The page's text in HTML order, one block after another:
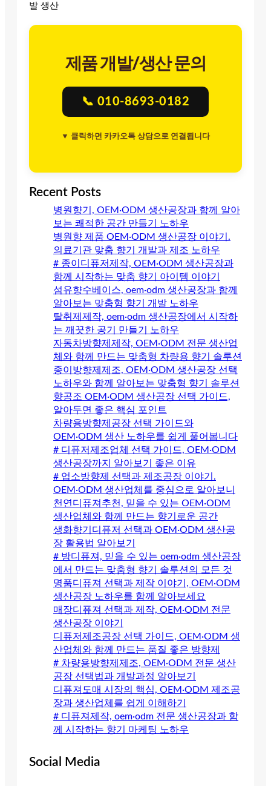
발 생산
제품 개발/생산 문의
📞 010-8693-0182
▼ 클릭하면 카카오톡 상담으로 연결됩니다
Recent Posts
병원향기, OEM·ODM 생산공장과 함께 알아
보는 쾌적한 공간 만들기 노하우
병원향 제품 OEM·ODM 생산공장 이야기.
의료기관 맞춤 향기 개발과 제조 노하우
# 종이디퓨저제작, OEM·ODM 생산공장과
함께 시작하는 맞춤 향기 아이템 이야기
섬유향수베이스, oem·odm 생산공장과 함께
알아보는 맞춤형 향기 개발 노하우
탈취제제작, oem·odm 생산공장에서 시작하
는 깨끗한 공기 만들기 노하우
자동차방향제제작, OEM·ODM 전문 생산업
체와 함께 만드는 맞춤형 차량용 향기 솔루션
종이방향제제조, OEM·ODM 생산공장 선택
노하우와 함께 알아보는 맞춤형 향기 솔루션
향공조 OEM·ODM 생산공장 선택 가이드,
알아두면 좋은 핵심 포인트
차량용방향제공장 선택 가이드와
OEM·ODM 생산 노하우를 쉽게 풀어봅니다
# 디퓨저제조업체 선택 가이드, OEM·ODM
생산공장까지 알아보기 좋은 이유
# 업소방향제 선택과 제조공장 이야기.
OEM·ODM 생산업체를 중심으로 알아보니
천연디퓨져추천, 믿을 수 있는 OEM·ODM
생산업체와 함께 만드는 향기로운 공간
생화향기디퓨저 선택과 OEM·ODM 생산공
장 활용법 알아보기
# 방디퓨져, 믿을 수 있는 oem·odm 생산공장
에서 만드는 맞춤형 향기 솔루션의 모든 것
명품디퓨져 선택과 제작 이야기, OEM·ODM
생산공장 노하우를 함께 알아보세요
매장디퓨져 선택과 제작, OEM·ODM 전문
생산공장 이야기
디퓨저제조공장 선택 가이드, OEM·ODM 생
산업체와 함께 만드는 품질 좋은 방향제
# 차량용방향제제조, OEM·ODM 전문 생산
공장 선택법과 개발과정 알아보기
디퓨져도매 시장의 핵심, OEM·ODM 제조공
장과 생산업체를 쉽게 이해하기
# 디퓨져제작, oem·odm 전문 생산공장과 함
께 시작하는 향기 마케팅 노하우
Social Media